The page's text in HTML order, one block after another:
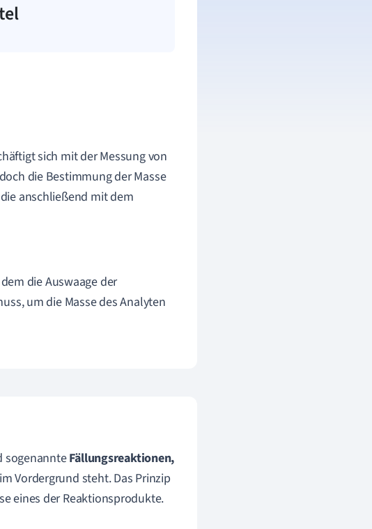
sich mit der Messung von
die Bestimmung der Masse
anschließend mit dem
die Auswaage der
um die Masse des Analyten
sogenannteFällungsreaktionen,
Vordergrund steht. Das Prinzip
eines der Reaktionsprodukte.